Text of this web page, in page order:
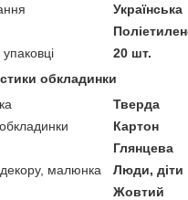
Українська
упаковці
20 шт.
обкладинки
Тверда
Картон
Глянцева
малюнка
Люди, діти
Жовтий